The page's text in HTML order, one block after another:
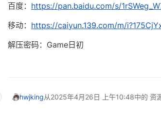
百度： https://pan.baidu.com/s/
移动： https://caiyun.139.com/m/
解压密码：Game日初
hwjking从2025年4月26日 上午10:48中的 资